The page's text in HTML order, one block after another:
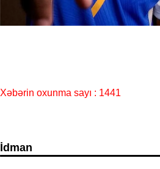
Xəbərin oxunma sayı : 1441
İdman